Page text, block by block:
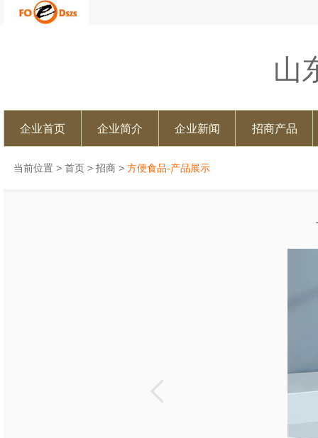
山
企业首页 企业简介 企业新闻 招商产品
当前位置 > 首页 > 招商 > 方便食品-产品展示